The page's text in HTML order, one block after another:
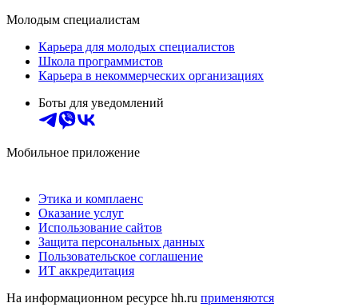
Молодым специалистам
Карьера для молодых специалистов
Школа программистов
Карьера в некоммерческих организациях
Боты для уведомлений
Мобильное приложение
Этика и комплаенс
Оказание услуг
Использование сайтов
Защита персональных данных
Пользовательское соглашение
ИТ аккредитация
На информационном ресурсе hh.ru применяются